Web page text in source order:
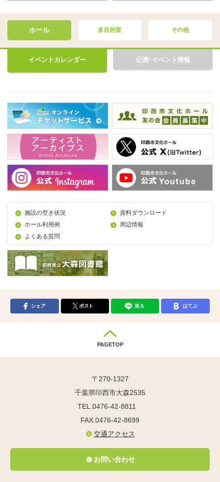
ホール 多目的室 その他
イベントカレンダー 公演･イベント情報
施設の空き状況
資料ダウンロード
ホール利用例
周辺情報
よくある質問
シェア ポスト 送る はてぶ
PAGETOP
〒270-1327
千葉県印西市大森2535
TEL.0476-42-8811
FAX.0476-42-8699
交通アクセス
お問い合わせ